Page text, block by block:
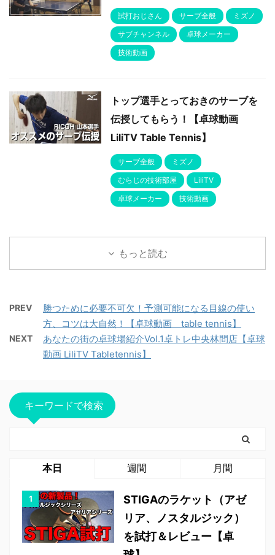
試打おじさん サーブ全般
ミズノ
サブチャンネル
卓球メーカー
技術動画
トップ選手とっておきのサーブを
伝授してもらう！【卓球動画
LiliTV Table Tennis】
サーブ全般
ミズノ
むらじの技術部屋
LiliTV
卓球メーカー
技術動画
もっと読む
PREV
勝つために必要不可欠！予測可能になる目線の使い
方、コツは大自然！【卓球動画 table tennis】
NEXT
あなたの街の卓球場紹介Vol.1卓トレ中央林間店【卓球
動画 LiliTV Tabletennis】
キーワードで検索
本日 週間 月間
STIGAのラケット（アゼ
リア、ノスタルジック）
を試打＆レビュー【卓